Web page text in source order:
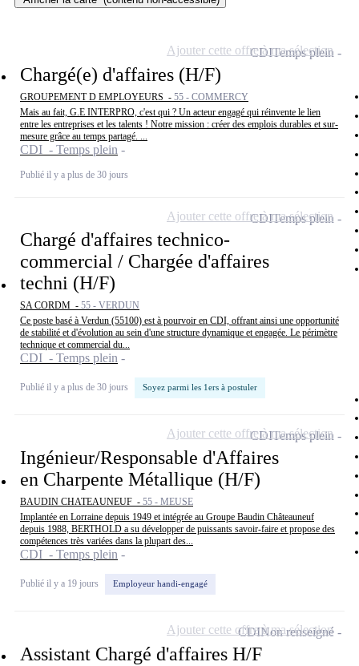
Chargé(e) d'affaires (H/F)
GROUPEMENT D EMPLOYEURS - 55 - COMMERCY
Mais au fait, G.E INTERPRO, c'est qui ? Un acteur engagé qui réinvente le lien
entre les entreprises et les talents ! Notre mission : créer des emplois durables et sur-
mesure grâce au temps partagé. ...
CDI - Temps plein
Publié il y a plus de 30 jours
CDITemps plein
Ajouter cette offre à ma sélection
Chargé d'affaires technico-
commercial / Chargée d'affaires
techni (H/F)
SA CORDM - 55 - VERDUN
Ce poste basé à Verdun (55100) est à pourvoir en CDI, offrant ainsi une opportunité
de stabilité et d'évolution au sein d'une structure dynamique et engagée. Le périmètre
technique et commercial du...
CDI - Temps plein
Publié il y a plus de 30 jours Soyez parmi les 1ers à postuler
CDITemps plein
Ajouter cette offre à ma sélection
Ingénieur/Responsable d'Affaires
en Charpente Métallique (H/F)
BAUDIN CHATEAUNEUF - 55 - MEUSE
Implantée en Lorraine depuis 1949 et intégrée au Groupe Baudin Châteauneuf
depuis 1988, BERTHOLD a su développer de puissants savoir-faire et propose des
compétences très variées dans la plupart des...
CDI - Temps plein
Publié il y a 19 jours Employeur handi-engagé
CDITemps plein
Ajouter cette offre à ma sélection
Assistant Chargé d'affaires H/F
CDINon renseigné
Ajouter cette offre à ma sélection